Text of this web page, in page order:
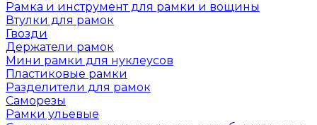
Рамка и инструмент для рамки и вощины
Втулки для рамок
Гвозди
Держатели рамок
Мини рамки для нуклеусов
Пластиковые рамки
Разделители для рамок
Саморезы
Рамки ульевые